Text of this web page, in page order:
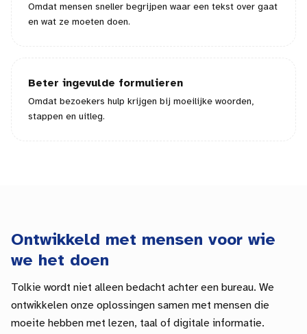
Omdat mensen sneller begrijpen waar een tekst over gaat
en wat ze moeten doen.
Beter ingevulde formulieren
Omdat bezoekers hulp krijgen bij moeilijke woorden,
stappen en uitleg.
Ontwikkeld met mensen voor wie
we het doen
Tolkie wordt niet alleen bedacht achter een bureau. We
ontwikkelen onze oplossingen samen met mensen die
moeite hebben met lezen, taal of digitale informatie.